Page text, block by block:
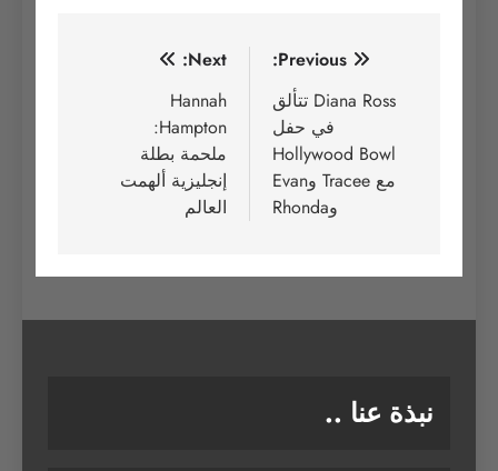
تصفّح
المقالات
Previous:
Diana Ross تتألق
في حفل
Hollywood Bowl
مع Tracee وEvan
وRhonda
Next:
Hannah
Hampton:
ملحمة بطلة
إنجليزية ألهمت
العالم
نبذة عنا ..